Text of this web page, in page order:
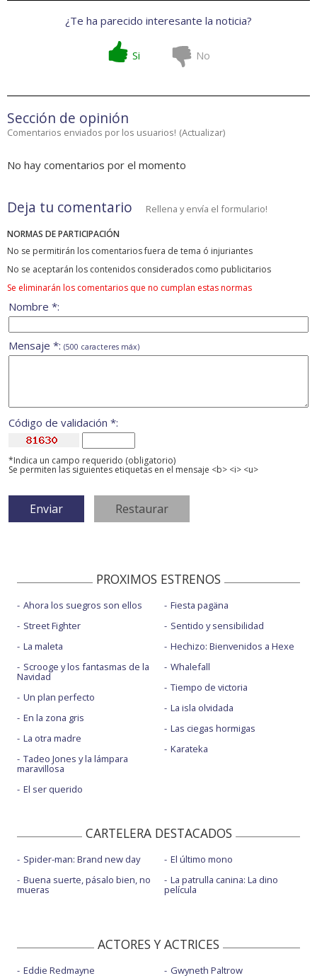
¿Te ha parecido interesante la noticia?
Si No
Sección de opinión
Comentarios enviados por los usuarios! (Actualizar)
No hay comentarios por el momento
Deja tu comentario Rellena y envía el formulario!
NORMAS DE PARTICIPACIÓN
No se permitirán los comentarios fuera de tema ó injuriantes
No se aceptarán los contenidos considerados como publicitarios
Se eliminarán los comentarios que no cumplan estas normas
Nombre *:
Mensaje *: (500 caracteres máx)
Código de validación *:
*Indica un campo requerido (obligatorio)
Se permiten las siguientes etiquetas en el mensaje <b> <i> <u>
PROXIMOS ESTRENOS
Ahora los suegros son ellos
Street Fighter
La maleta
Scrooge y los fantasmas de la
Navidad
Un plan perfecto
En la zona gris
La otra madre
Tadeo Jones y la lámpara
maravillosa
El ser querido
Fiesta pagäna
Sentido y sensibilidad
Hechizo: Bienvenidos a Hexe
Whalefall
Tiempo de victoria
La isla olvidada
Las ciegas hormigas
Karateka
CARTELERA DESTACADOS
Spider-man: Brand new day
Buena suerte, pásalo bien, no
mueras
El último mono
La patrulla canina: La dino
película
ACTORES Y ACTRICES
Eddie Redmayne
Gwyneth Paltrow